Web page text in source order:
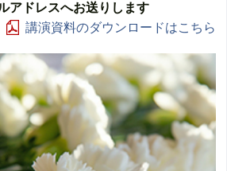
アドレスへお送りします
講演資料のダウンロードはこちら